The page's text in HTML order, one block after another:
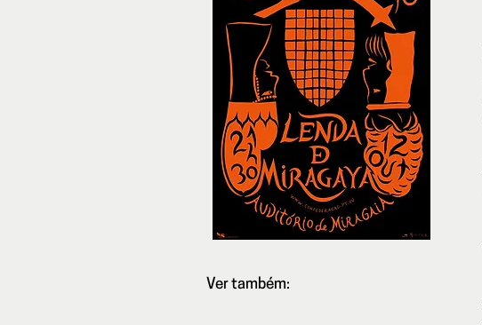
Ver também: